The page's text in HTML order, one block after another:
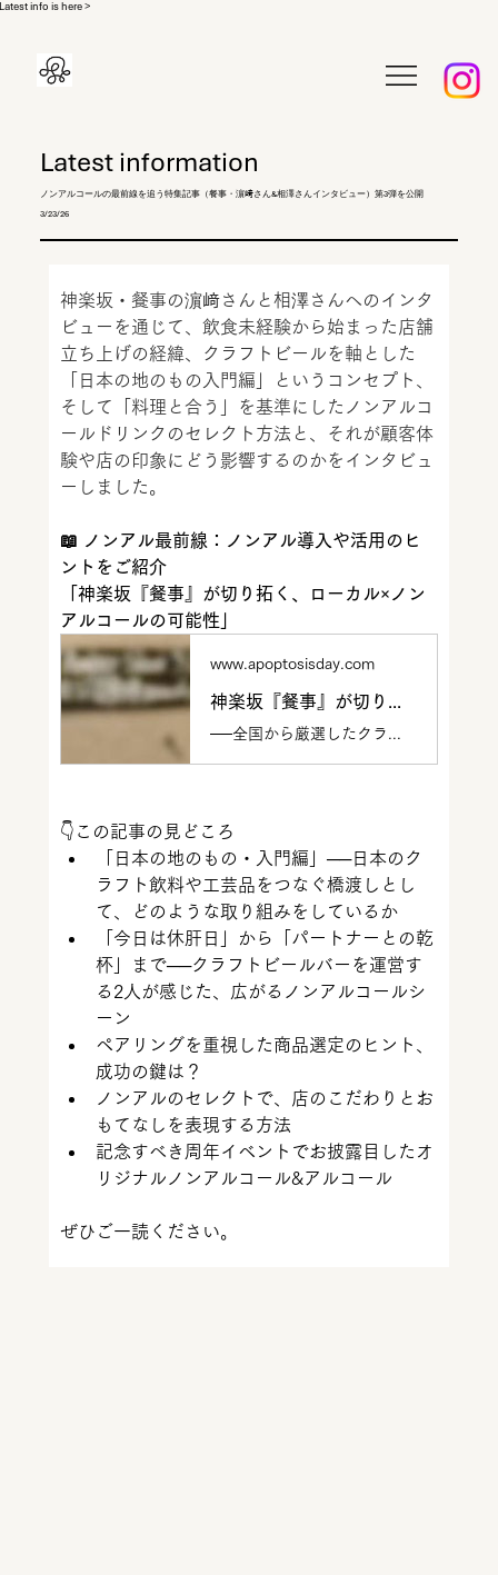
Latest info is here >
神楽坂・餐事の濵﨑さんと相澤さんへのインタ
ビューを通じて、飲食未経験から始まった店舗
立ち上げの経緯、クラフトビールを軸とした
「日本の地のもの入門編」というコンセプト、
そして「料理と合う」を基準にしたノンアルコ
ールドリンクのセレクト方法と、それが顧客体
験や店の印象にどう影響するのかをインタビュ
ーしました。
📖 ノンアル最前線：ノンアル導入や活用のヒ
ントをご紹介
「神楽坂『餐事』が切り拓く、ローカル×ノン
アルコールの可能性
www.apoptosisday.com
──全国から厳選したクラフトビールと一緒に、どんなノンアルを並べるか？神楽坂駅から徒歩1分。大正時代から続いたお豆腐屋の跡地をリノベーションした、クラフトビアバー「餐事（sanZi）」は、飲食業界未経験の3人が立ち上げた店舗だ。「日本の地のもの」をキュレーションするという明確なコンセプトのもと、日本全国の個性的なクラフトビールやクラフトサケと、スパイス料理を合わせて提供している。餐事の濵﨑さんと相澤さんへのインタビューを通じて、飲食未経験から始まった店舗立ち上げの経緯、クラフトビールを軸とした「日本の地のもの入門編」というコンセプト、そして「料理と合う」を基準にしたノンアルコールドリンクのセレクト方法と、それが顧客体験や店の印象にどう影響するのかを聞いた。飲食未経験の3人が神楽坂「坂上」を選んだ理由餐事を運営するのは、異なるバックグラウンドを持つ3人のメンバーだ。彼らに共通していたのは、飲食店での勤務経験ではなく、「料理や飲み物への純粋な興味」だった。全国を巡ってレストランや生産者を訪問し、Instagramで発信することが好きで、それが共通の趣味として3人をつないだという。当初は表参
👇この記事の見どころ
「日本の地のもの・入門編」──日本のク
ラフト飲料や工芸品をつなぐ橋渡し とし
て、どのような取り組みをしているか
「今日は休肝日」から「パートナーとの乾
杯」まで──クラフトビールバーを運営す
る2人が感じた、広がるノンアルコールシ
ーン
ペアリングを重視した商品選定のヒント、
成功の鍵は？
ノンアルのセレクトで、店のこだわりとお
もてなしを表現する方法
記念すべき周年イベントでお披露目したオ
リジナルノンアルコール&アルコール
ぜひご一読ください。
Latest information
ノンアルコールの最前線を追う特集記事（餐事・濵﨑さん&相澤さんインタビュー）第3弾を公開
3/23/26